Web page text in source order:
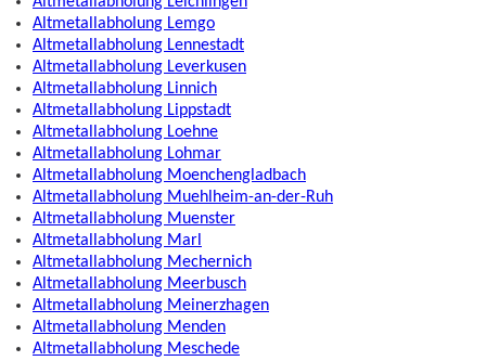
Altmetallabholung Lemgo
Altmetallabholung Lennestadt
Altmetallabholung Leverkusen
Altmetallabholung Linnich
Altmetallabholung Lippstadt
Altmetallabholung Loehne
Altmetallabholung Lohmar
Altmetallabholung Moenchengladbach
Altmetallabholung Muehlheim-an-der-Ruh
Altmetallabholung Muenster
Altmetallabholung Marl
Altmetallabholung Mechernich
Altmetallabholung Meerbusch
Altmetallabholung Meinerzhagen
Altmetallabholung Menden
Altmetallabholung Meschede